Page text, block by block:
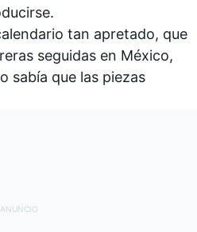
tan apretado, que
seguidas en México,
sabía que las piezas